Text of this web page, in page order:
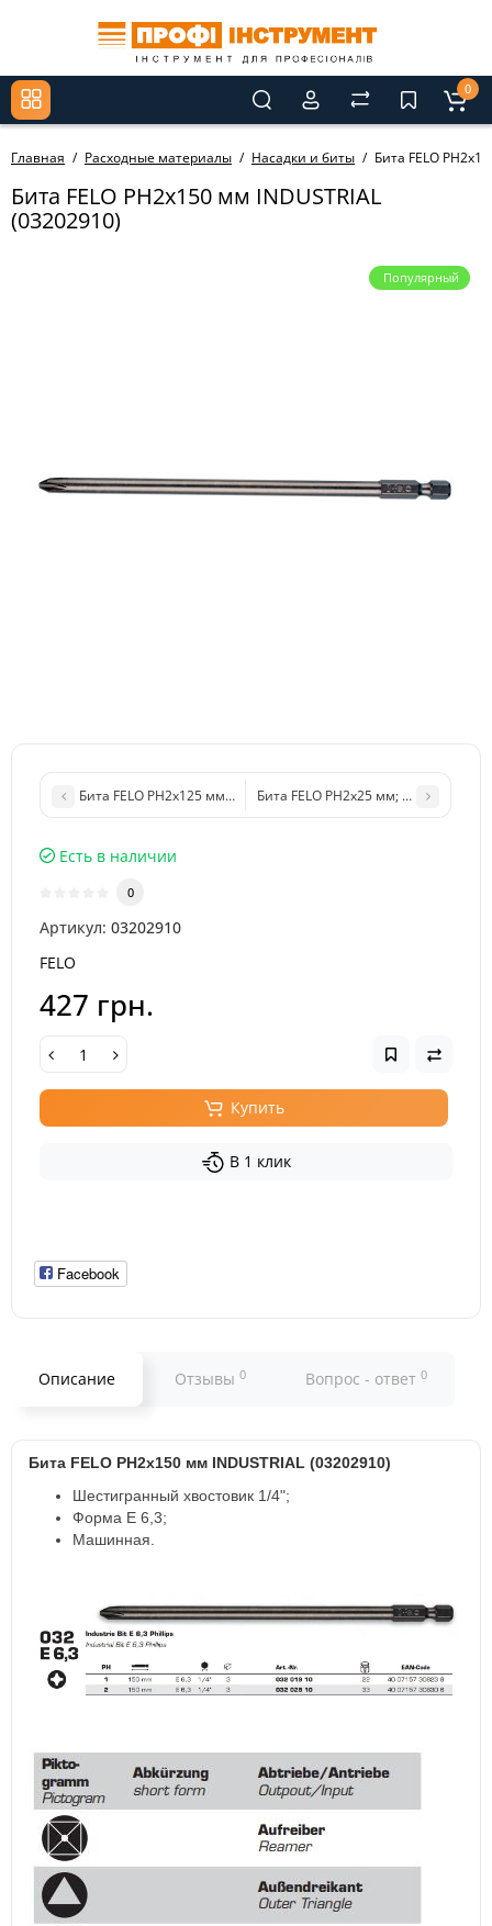
0
Главная Расходные материалы Насадки и биты Бита FELO
Бита FELO PH2х150 мм INDUSTRIAL
(03202910)
Популярный
Бита FELO PH2х125 мм INDUSTRIAL (03202610)
Бита FELO PH2х25 мм; DIAMOND
Есть в наличии
0
Артикул: 03202910
FELO
427 грн.
Купить
В 1 клик
Facebook
Описание Отзывы 0 Вопрос - ответ 0
Бита FELO PH2х150 мм INDUSTRIAL (03202910)
Шестигранный хвостовик 1/4";
Форма E 6,3;
Машинная.